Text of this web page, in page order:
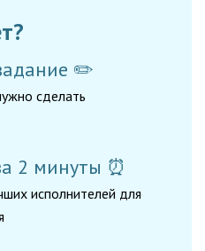
✏️
сделать
2 минуты ⏰
исполнителей для